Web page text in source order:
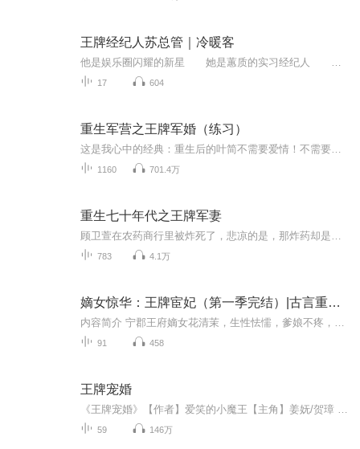
王牌经纪人苏总管｜冷暖客
17 604
重生军营之王牌军婚（练习）
1160 701.4万
重生七十年代之王牌军妻
783 4.1万
嫡女惊华：王牌宦妃（第一季完结）|古言重生权谋|双播
91 458
王牌宠婚
59 146万